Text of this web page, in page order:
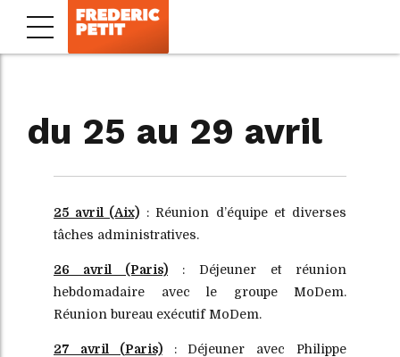
du 25 au 29 avril
25 avril (Aix) : Réunion d’équipe et diverses
tâches administratives.
26 avril (Paris) : Déjeuner et réunion
hebdomadaire avec le groupe MoDem.
Réunion bureau exécutif MoDem.
27 avril (Paris): Déjeuner avec Philippe